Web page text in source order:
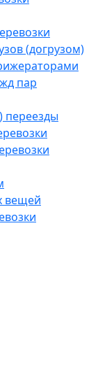
(догрузом)
пар
переезды
вещей